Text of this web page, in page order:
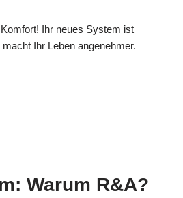
Ihr neues System ist
Ihr Leben angenehmer.
Warum R&A?